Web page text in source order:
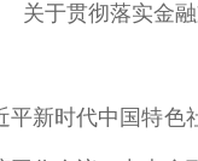
关于贯彻落实金
时代中国特色社